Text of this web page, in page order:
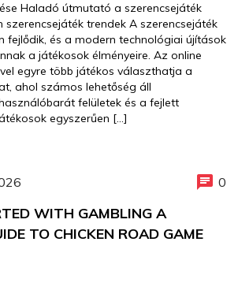
Haladó útmutató a szerencsejáték
trendek A szerencsejáték
fejlődik, és a modern technológiai újítások
a játékosok élményeire. Az online
egyre több játékos választhatja a
ahol számos lehetőség áll
felületek és a fejlett
egyszerűen […]
0
WITH GAMBLING A
TO CHICKEN ROAD GAME